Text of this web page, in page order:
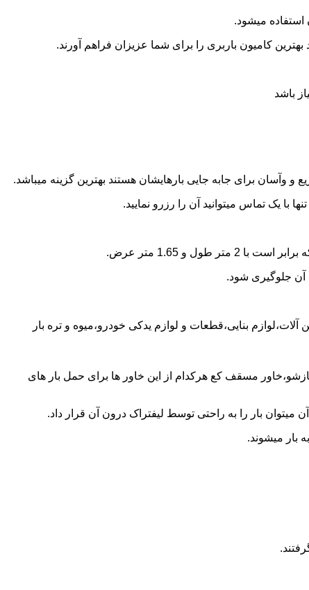
میشود.
کامیون باربری را برای شما عزیزان فراهم آورند.
باشد
برای جابه جایی بارهایشان هستند بهترین گزینه میباشد.
یک تماس میتوانید آن را رزرو نمایید.
آن جلوگیری شود.
بنایی،قطعات و لوازم یدکی خودرو،میوه و تره بار
مسقف کع هرکدام از این خاور ها برای حمل بار های
بار را به راحتی توسط لیفتراک درون آن قرار داد.
بار میشوند.